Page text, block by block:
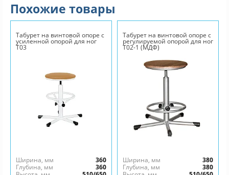
Похожие товары
Табурет на винтовой опоре с
усиленной опорой для ног
Т03
Ширина, мм
360
Глубина, мм
360
Табурет на винтовой опоре с
регулируемой опорой для ног
Т02-1 (МДФ)
Ширина, мм
380
Глубина, мм
380